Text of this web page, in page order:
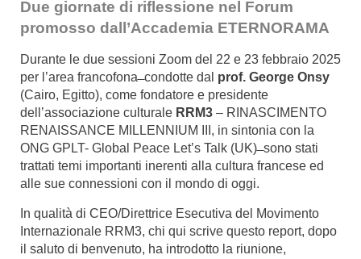
Due giornate di riflessione nel Forum
promosso dall’Accademia ETERNORAMA
Durante le due sessioni Zoom del 22 e 23 febbraio 2025
per l’area francofona ̶ condotte dal prof. George Onsy
(Cairo, Egitto), come fondatore e presidente
dell’associazione culturale RRM3 – RINASCIMENTO
RENAISSANCE MILLENNIUM III, in sintonia con la
ONG GPLT- Global Peace Let’s Talk (UK) ̶ sono stati
trattati temi importanti inerenti alla cultura francese ed
alle sue connessioni con il mondo di oggi.
In qualità di CEO/Direttrice Esecutiva del Movimento
Internazionale RRM3, chi qui scrive questo report, dopo
il saluto di benvenuto, ha introdotto la riunione,